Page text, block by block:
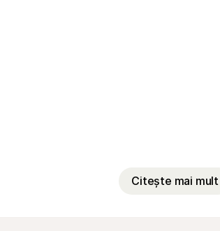
Citește mai mult